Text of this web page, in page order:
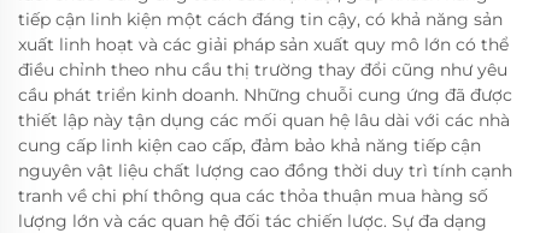
tiếp cận linh kiện một cách đáng tin cậy, có khả năng sản
xuất linh hoạt và các giải pháp sản xuất quy mô lớn có thể
điều chỉnh theo nhu cầu thị trường thay đổi cũng như yêu
cầu phát triển kinh doanh. Những chuỗi cung ứng đã được
thiết lập này tận dụng các mối quan hệ lâu dài với các nhà
cung cấp linh kiện cao cấp, đảm bảo khả năng tiếp cận
nguyên vật liệu chất lượng cao đồng thời duy trì tính cạnh
tranh về chi phí thông qua các thỏa thuận mua hàng số
lượng lớn và các quan hệ đối tác chiến lược. Sự đa dạng